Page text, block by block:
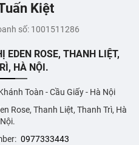
Kiệt
số: 1001511286
ROSE, THANH LIỆT,
HÀ NỘI.
Toàn - Cầu Giấy - Hà Nội
Rose, Thanh Liệt, Thanh Trì, Hà
Nội.
0977333443